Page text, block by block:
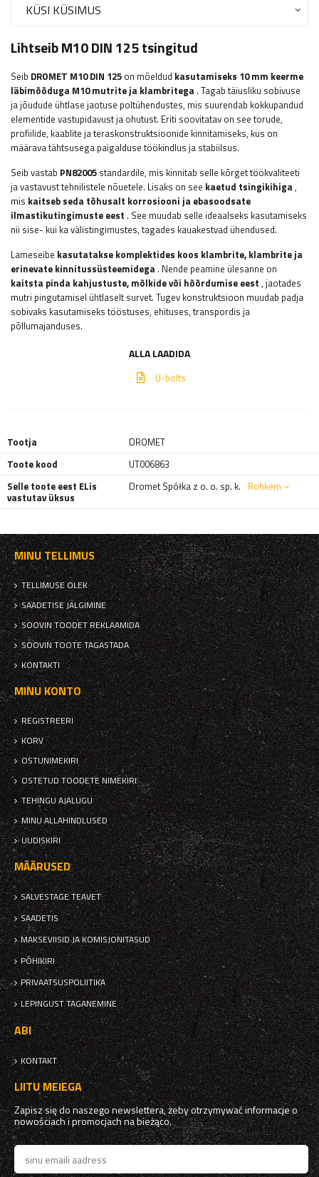
KÜSI KÜSIMUS
Lihtseib M10 DIN 125 tsingitud
Seib DROMET M10 DIN 125 on mõeldud kasutamiseks 10 mm keerme
läbimõõduga M10 mutrite ja klambritega . Tagab täiusliku sobivuse
ja jõudude ühtlase jaotuse poltühendustes, mis suurendab kokkupandud
elementide vastupidavust ja ohutust. Eriti soovitatav on see torude,
profiilide, kaablite ja teraskonstruktsioonide kinnitamiseks, kus on
määrava tähtsusega paigalduse töökindlus ja stabiilsus.
Seib vastab PN82005 standardile, mis kinnitab selle kõrget töökvaliteeti
ja vastavust tehnilistele nõuetele. Lisaks on see kaetud tsingikihiga,
mis kaitseb seda tõhusalt korrosiooni ja ebasoodsate
ilmastikutingimuste eest . See muudab selle ideaalseks kasutamiseks
nii sise- kui ka välistingimustes, tagades kauakestvad ühendused.
Lameseibe kasutatakse komplektides koos klambrite, klambrite ja
erinevate kinnitussüsteemidega . Nende peamine ülesanne on
kaitsta pinda kahjustuste, mõlkide või hõõrdumise eest , jaotades
mutri pingutamisel ühtlaselt survet. Tugev konstruktsioon muudab padja
sobivaks kasutamiseks tööstuses, ehituses, transpordis ja
põllumajanduses.
ALLA LAADIDA
U-bolts
Tootja
DROMET
Toote kood
UT006863
Selle toote eest ELis
vastutav üksus
Dromet Spółka z o. o. sp. k. Rohkem
MINU TELLIMUS
TELLIMUSE OLEK
SAADETISE JÄLGIMINE
SOOVIN TOODET REKLAAMIDA
SOOVIN TOOTE TAGASTADA
KONTAKTI
MINU KONTO
REGISTREERI
KORV
OSTUNIMEKIRI
OSTETUD TOODETE NIMEKIRI
TEHINGU AJALUGU
MINU ALLAHINDLUSED
UUDISKIRI
MÄÄRUSED
SALVESTAGE TEAVET
SAADETIS
MAKSEVIISID JA KOMISJONITASUD
PÕHIKIRI
PRIVAATSUSPOLIITIKA
LEPINGUST TAGANEMINE
ABI
KONTAKT
LIITU MEIEGA
Zapisz się do naszego newslettera, żeby otrzymywać informacje o
nowościach i promocjach na bieżąco.